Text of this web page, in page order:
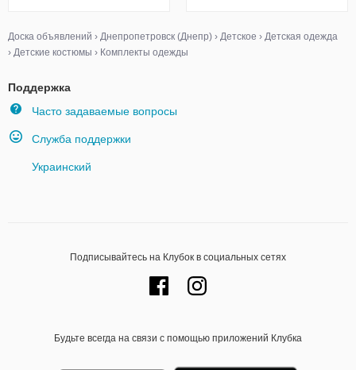
Доска объявлений › Днепропетровск (Днепр) › Детское › Детская одежда
› Детские костюмы › Комплекты одежды
Поддержка
Часто задаваемые вопросы
Служба поддержки
Украинский
Подписывайтесь на Клубок в социальных сетях
Будьте всегда на связи с помощью приложений Клубка